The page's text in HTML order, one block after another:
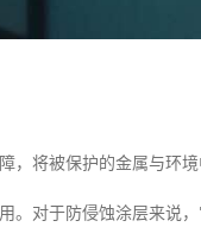
，将被保护的金属与环
。对于防侵蚀涂层来说